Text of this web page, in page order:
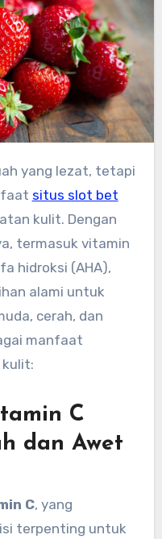
situs slot bet
kulit. Dengan
termasuk vitamin
hidroksi (AHA),
alami untuk
cerah, dan
manfaat
C
dan Awet
C, yang
terpenting untuk